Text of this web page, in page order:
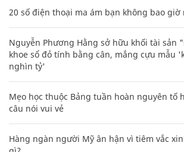
20 số điện thoại ma ám bạn không bao giờ
Nguyễn Phương Hằng sở hữu khối tài sản
khoe sổ đỏ tính bằng cân, mắng cựu mẫu
nghìn tỷ'
Mẹo học thuộc Bảng tuần hoàn nguyên tố
câu nói vui vẻ
Hàng ngàn người Mỹ ân hận vì tiêm vắc xin